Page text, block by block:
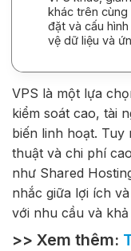
khác trên
đặt và cấu
vệ dữ liệu và
VPS là một lựa
kiểm soát cao, tài
biến linh hoạt.
thuật và chi phí
như Shared
nhắc giữa lợi ích
với nhu cầu và
>> Xem thêm: